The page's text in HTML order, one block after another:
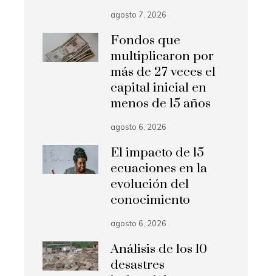
agosto 7, 2026
Fondos que
multiplicaron por
más de 27 veces el
capital inicial en
menos de 15 años
agosto 6, 2026
El impacto de 15
ecuaciones en la
evolución del
conocimiento
agosto 6, 2026
Análisis de los 10
desastres